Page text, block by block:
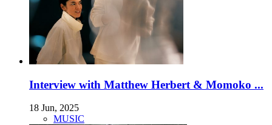
Interview with Matthew Herbert & Momoko ...
18 Jun, 2025
MUSIC